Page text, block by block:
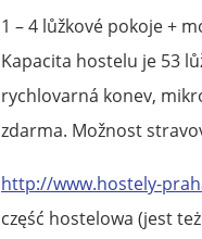
1 – 4 lůžkové pokoje +
Kapacita hostelu je 53
rychlovarná konev,
zdarma. Možnost
http://www.hostely-
część hostelowa (jest